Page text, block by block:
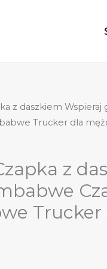
z daszkiem Wspieraj
Trucker dla
z
Trucker